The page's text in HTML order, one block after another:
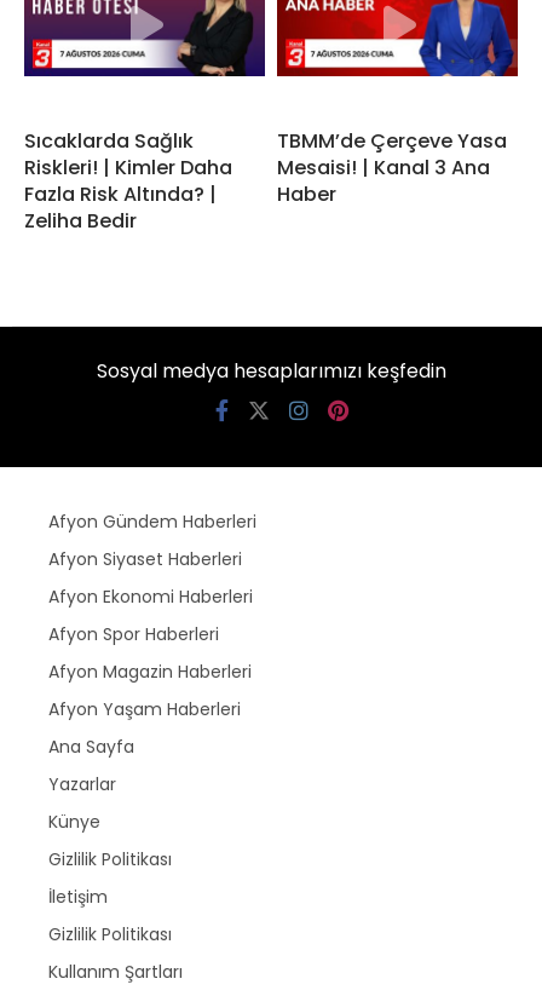
Sıcaklarda Sağlık
Riskleri! | Kimler Daha
Fazla Risk Altında? |
Zeliha Bedir
TBMM’de Çerçeve Yasa
Mesaisi! | Kanal 3 Ana
Haber
Sosyal medya hesaplarımızı keşfedin
Afyon Gündem Haberleri
Afyon Siyaset Haberleri
Afyon Ekonomi Haberleri
Afyon Spor Haberleri
Afyon Magazin Haberleri
Afyon Yaşam Haberleri
Ana Sayfa
Yazarlar
Künye
Gizlilik Politikası
İletişim
Gizlilik Politikası
Kullanım Şartları